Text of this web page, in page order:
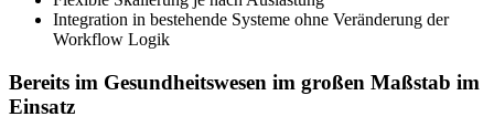
Integration in bestehende Systeme ohne Veränderung der
Workflow Logik
Bereits im Gesundheitswesen im großen Maßstab im
Einsatz